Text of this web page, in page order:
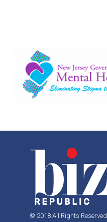
© 2018 All Rights Reserved